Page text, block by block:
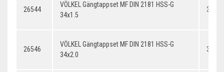
26544
VÖLKEL Gängtappset MF DIN 2181 HSS-G
34x1.5
26546
VÖLKEL Gängtappset MF DIN 2181 HSS-G
34x2.0